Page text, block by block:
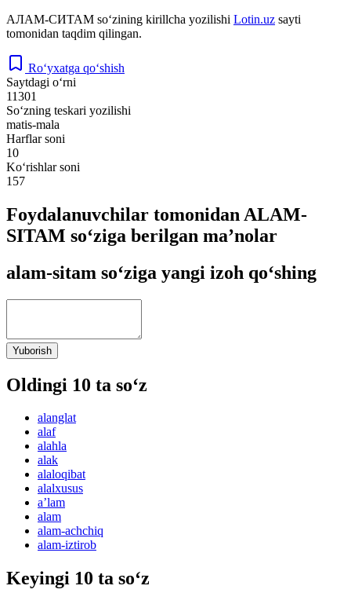
АЛАМ-СИТАМ so‘zining kirillcha yozilishi Lotin.uz sayti
tomonidan taqdim qilingan.
Ro‘yxatga qo‘shish
Saytdagi o‘rni
11301
So‘zning teskari yozilishi
matis-mala
Harflar soni
10
Ko‘rishlar soni
157
Foydalanuvchilar tomonidan ALAM-
SITAM so‘ziga berilgan ma’nolar
alam-sitam so‘ziga yangi izoh qo‘shing
Yuborish
Oldingi 10 ta so‘z
alanglat
alaf
alahla
alak
alaloqibat
alalxusus
aʼlam
alam
alam-achchiq
alam-iztirob
Keyingi 10 ta so‘z